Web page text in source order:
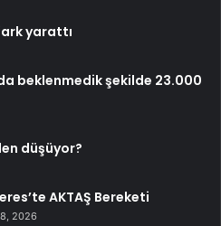
yarattı
beklenmedik şekilde 23.000
düşüyor?
AKTAŞ Bereketi
2026